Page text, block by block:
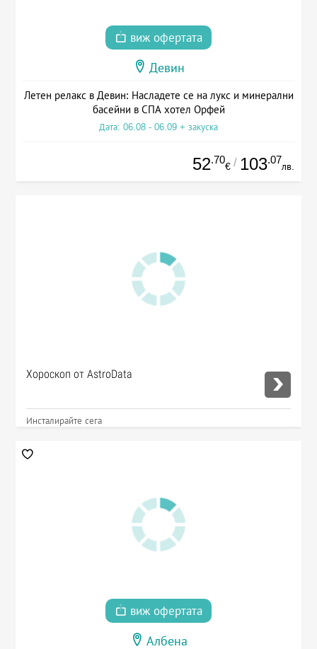
виж офертата
Девин
Летен релакс в Девин: Насладете се на лукс и минерални
басейни в СПА хотел Орфей
Дата: 06.08 - 06.09 + закуска
52.70
€ / 103.07
лв.
Хороскоп от AstroData
Инсталирайте сега
виж офертата
Албена